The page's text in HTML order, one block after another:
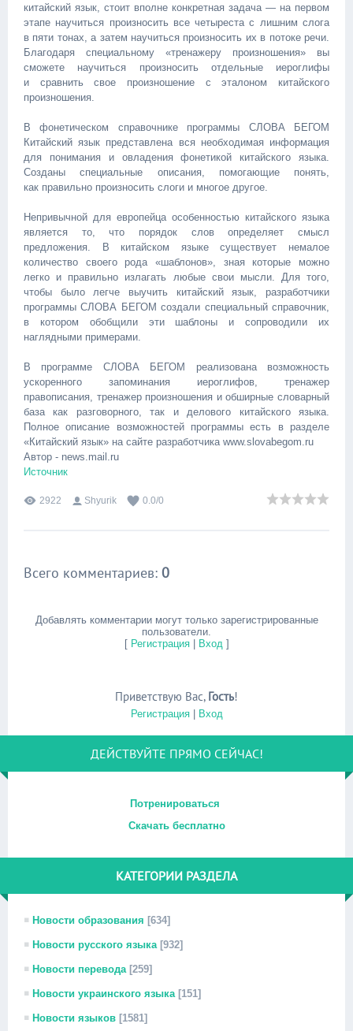
китайский язык, стоит вполне конкретная задача — на первом
этапе научиться произносить все четыреста с лишним слога
в пяти тонах, а затем научиться произносить их в потоке речи.
Благодаря специальному «тренажеру произношения» вы
сможете научиться произносить отдельные иероглифы
и сравнить свое произношение с эталоном китайского
произношения.
В фонетическом справочнике программы СЛОВА БЕГОМ
Китайский язык представлена вся необходимая информация
для понимания и овладения фонетикой китайского языка.
Созданы специальные описания, помогающие понять,
как правильно произносить слоги и многое другое.
Непривычной для европейца особенностью китайского языка
является то, что порядок слов определяет смысл
предложения. В китайском языке существует немалое
количество своего рода «шаблонов», зная которые можно
легко и правильно излагать любые свои мысли. Для того,
чтобы было легче выучить китайский язык, разработчики
программы СЛОВА БЕГОМ создали специальный справочник,
в котором обобщили эти шаблоны и сопроводили их
наглядными примерами.
В программе СЛОВА БЕГОМ реализована возможность
ускоренного запоминания иероглифов, тренажер
правописания, тренажер произношения и обширные словарный
база как разговорного, так и делового китайского языка.
Полное описание возможностей программы есть в разделе
«Китайский язык» на сайте разработчика www.slovabegom.ru
Автор - news.mail.ru
Источник
y
/
4
8
5
5
4
/
2922 Shyurik 0.0/0
Всего комментариев: 0
Добавлять комментарии могут только зарегистрированные
пользователи.
[ Регистрация| Вход]
Приветствую Вас, Гость!
Регистрация| Вход
ДЕЙСТВУЙТЕ ПРЯМО СЕЙЧАС!
Потренироваться
Скачать бесплатно
КАТЕГОРИИ РАЗДЕЛА
Новости образования [634]
Новости русского языка [932]
Новости перевода [259]
Новости украинского языка [151]
Новости языков [1581]